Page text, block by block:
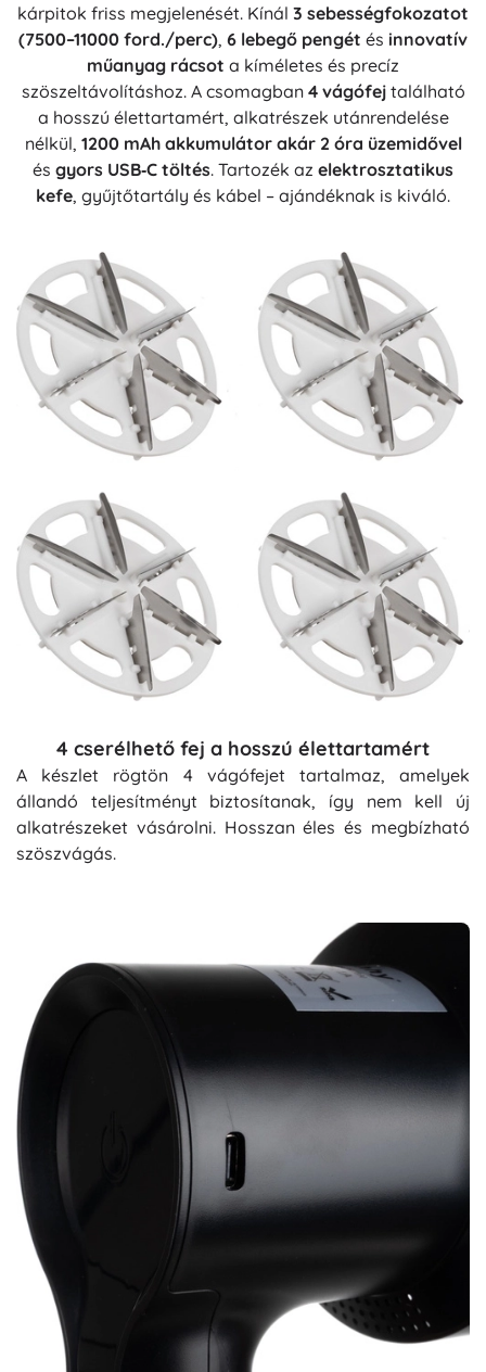
kárpitok friss megjelenését. Kínál 3 sebességfokozatot
(7500–11000 ford./perc), 6 lebegő pengét és innovatív
műanyag rácsot a kíméletes és precíz
szöszeltávolításhoz. A csomagban 4 vágófejtalálható
a hosszú élettartamért, alkatrészek utánrendelése
nélkül, 1200 mAh akkumulátor akár 2 óra üzemidővel
és gyors USB‑C töltés. Tartozék az elektrosztatikus
kefe, gyűjtőtartály és kábel – ajándéknak is kiváló.
4 cserélhető fej a hosszú élettartamért
A készlet rögtön 4 vágófejet tartalmaz, amelyek
állandó teljesítményt biztosítanak, így nem kell új
alkatrészeket vásárolni. Hosszan éles és megbízható
szöszvágás.